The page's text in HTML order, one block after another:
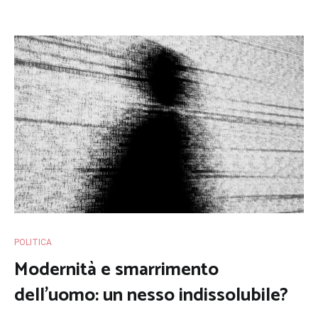
POLITICA
Modernità e smarrimento
dell’uomo: un nesso indissolubile?